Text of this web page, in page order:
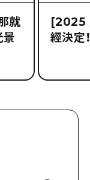
就
景
[2025
經決定